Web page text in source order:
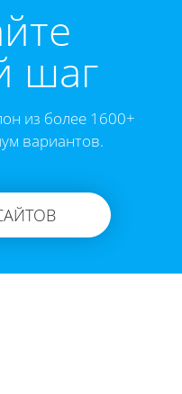
шаг
из более 1600+
вариантов.